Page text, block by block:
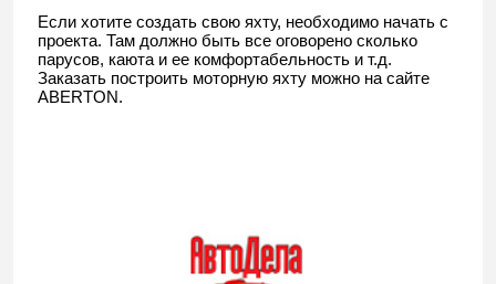
Если хотите создать свою яхту, необходимо начать с
проекта. Там должно быть все оговорено сколько
парусов, каюта и ее комфортабельность и т.д.
Заказать построить моторную яхту можно на сайте
ABERTON.